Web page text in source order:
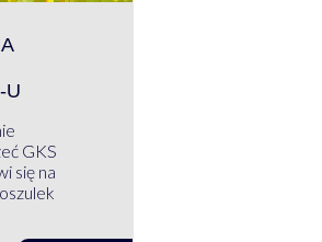
U
GKS
się na